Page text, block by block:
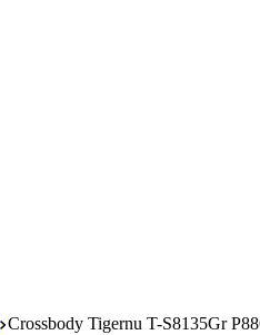
Crossbody Tigernu T-S8135Gr